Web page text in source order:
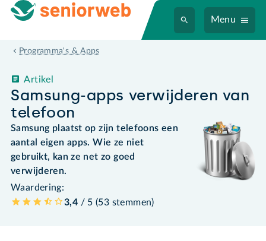
Menu
Programma's & Apps
Samsung-apps verwijderen van
telefoon
Artikel
Samsung plaatst op zijn telefoons een
aantal eigen apps. Wie ze niet
gebruikt, kan ze net zo goed
verwijderen.
Waardering:
3,4 / 5 (53 stemmen)